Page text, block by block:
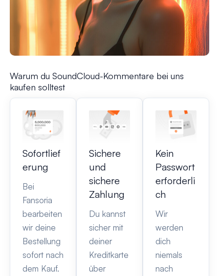
Warum du SoundCloud-Kommentare bei uns
kaufen solltest
Sofortlief
erung
Bei
Fansoria
bearbeiten
wir deine
Bestellung
sofort nach
dem Kauf.
Sichere
und
sichere
Zahlung
Du kannst
sicher mit
deiner
Kreditkarte
über
Kein
Passwort
erforderli
ch
Wir
werden
dich
niemals
nach